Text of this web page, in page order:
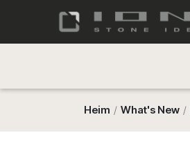
Heim What's New